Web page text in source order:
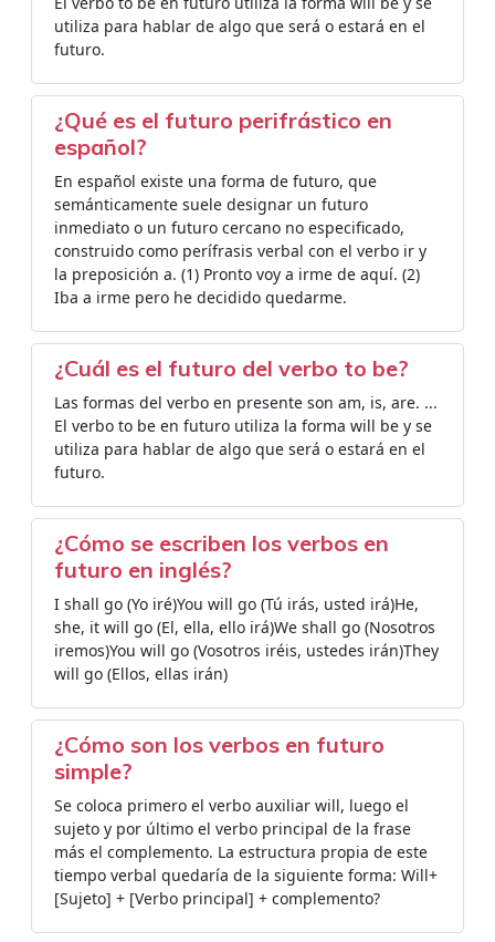
utiliza para hablar de algo que será o estará en el
futuro.
¿Qué es el futuro perifrástico en
español?
En español existe una forma de futuro, que
semánticamente suele designar un futuro
inmediato o un futuro cercano no especificado,
construido como perífrasis verbal con el verbo ir y
la preposición a. (1) Pronto voy a irme de aquí. (2)
Iba a irme pero he decidido quedarme.
¿Cuál es el futuro del verbo to be?
Las formas del verbo en presente son am, is, are. ...
El verbo to be en futuro utiliza la forma will be y se
utiliza para hablar de algo que será o estará en el
futuro.
¿Cómo se escriben los verbos en
futuro en inglés?
I shall go (Yo iré)You will go (Tú irás, usted irá)He,
she, it will go (El, ella, ello irá)We shall go (Nosotros
iremos)You will go (Vosotros iréis, ustedes irán)They
will go (Ellos, ellas irán)
¿Cómo son los verbos en futuro
simple?
Se coloca primero el verbo auxiliar will, luego el
sujeto y por último el verbo principal de la frase
más el complemento. La estructura propia de este
tiempo verbal quedaría de la siguiente forma: Will+
[Sujeto] + [Verbo principal] + complemento?